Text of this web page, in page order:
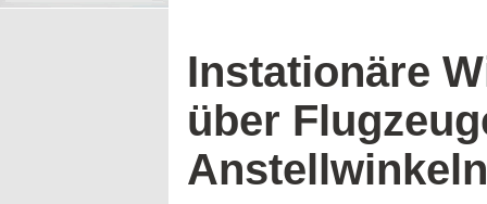
Instationäre
über
Anstellwinkeln